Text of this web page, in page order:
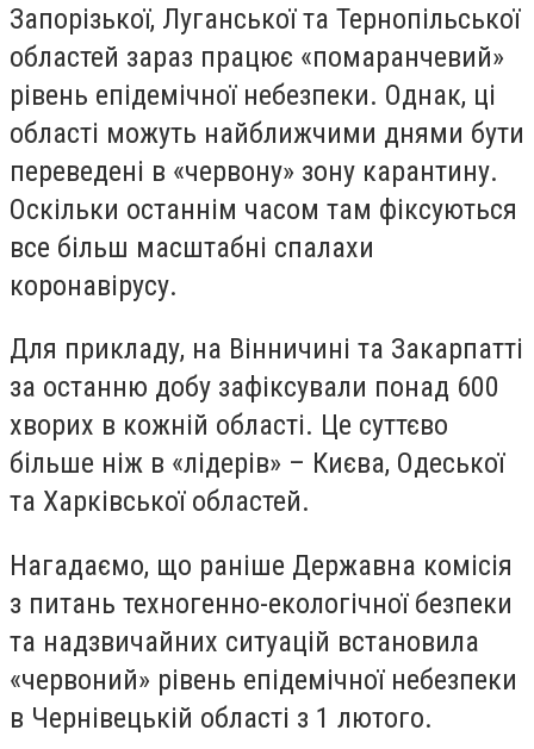
Запорізької, Луганської та Тернопільської
областей зараз працює «помаранчевий»
рівень епідемічної небезпеки. Однак, ці
області можуть найближчими днями бути
переведені в «червону» зону карантину.
Оскільки останнім часом там фіксуються
все більш масштабні спалахи
коронавірусу.
Для прикладу, на Вінничині та Закарпатті
за останню добу зафіксували понад 600
хворих в кожній області. Це суттєво
більше ніж в «лідерів» – Києва, Одеської
та Харківської областей.
Нагадаємо, що раніше Державна комісія
з питань техногенно-екологічної безпеки
та надзвичайних ситуацій встановила
«червоний» рівень епідемічної небезпеки
в Чернівецькій області з 1 лютого.